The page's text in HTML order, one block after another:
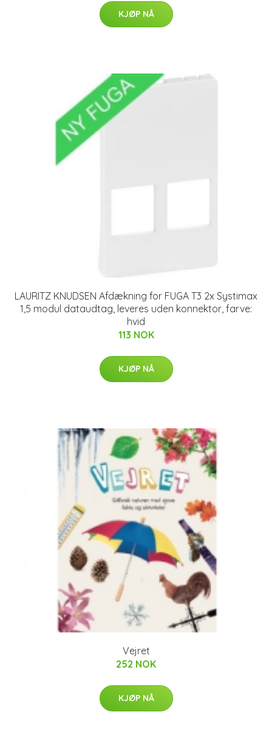
KJØP NÅ
LAURITZ KNUDSEN Afdækning for FUGA T3 2x Systimax
1,5 modul dataudtag, leveres uden konnektor, farve:
hvid
113 NOK
KJØP NÅ
Vejret
252 NOK
KJØP NÅ